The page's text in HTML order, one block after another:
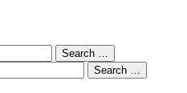
Search …
Search …